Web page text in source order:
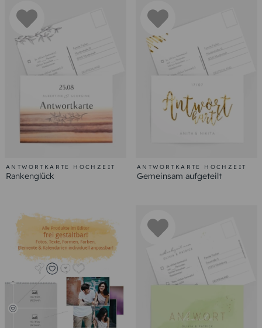
ANTWORTKARTE HOCHZEIT
Rankenglück
ANTWORTKARTE HOCHZEIT
Gemeinsam aufgeteilt